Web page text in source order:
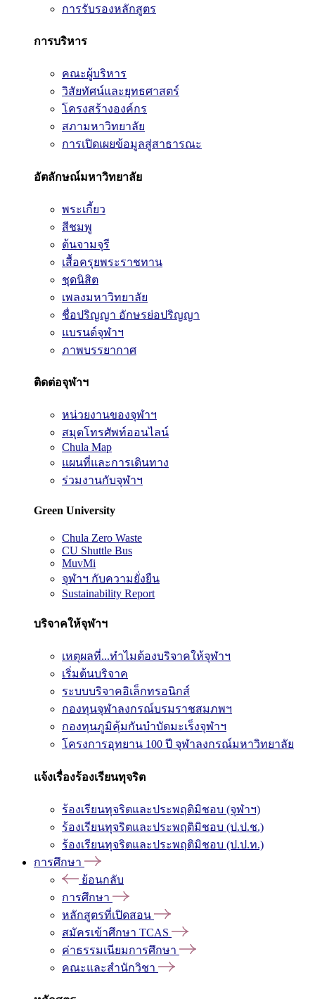
การรับรองหลักสูตร
การบริหาร
คณะผู้บริหาร
วิสัยทัศน์และยุทธศาสตร์
โครงสร้างองค์กร
สภามหาวิทยาลัย
การเปิดเผยข้อมูลสู่สาธารณะ
อัตลักษณ์มหาวิทยาลัย
พระเกี้ยว
สีชมพู
ต้นจามจุรี
เสื้อครุยพระราชทาน
ชุดนิสิต
เพลงมหาวิทยาลัย
ชื่อปริญญา อักษรย่อปริญญา
แบรนด์จุฬาฯ
ภาพบรรยากาศ
ติดต่อจุฬาฯ
หน่วยงานของจุฬาฯ
สมุดโทรศัพท์ออนไลน์
Chula Map
แผนที่และการเดินทาง
ร่วมงานกับจุฬาฯ
Green University
Chula Zero Waste
CU Shuttle Bus
MuvMi
จุฬาฯ กับความยั่งยืน
Sustainability Report
บริจาคให้จุฬาฯ
เหตุผลที่...ทำไมต้องบริจาคให้จุฬาฯ
เริ่มต้นบริจาค
ระบบบริจาคอิเล็กทรอนิกส์
กองทุนจุฬาลงกรณ์บรมราชสมภพฯ
กองทุนภูมิคุ้มกันบำบัดมะเร็งจุฬาฯ
โครงการอุทยาน 100 ปี จุฬาลงกรณ์มหาวิทยาลัย
แจ้งเรื่องร้องเรียนทุจริต
ร้องเรียนทุจริตและประพฤติมิชอบ (จุฬาฯ)
ร้องเรียนทุจริตและประพฤติมิชอบ (ป.ป.ช.)
ร้องเรียนทุจริตและประพฤติมิชอบ (ป.ป.ท.)
การศึกษา
ย้อนกลับ
การศึกษา
หลักสูตรที่เปิดสอน
สมัครเข้าศึกษา TCAS
ค่าธรรมเนียมการศึกษา
คณะและสำนักวิชา